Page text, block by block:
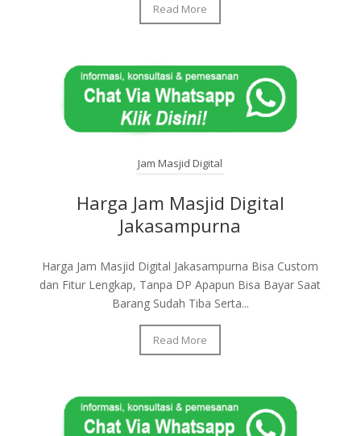
Read More
Jam Masjid Digital
Harga Jam Masjid Digital
Jakasampurna
Harga Jam Masjid Digital Jakasampurna Bisa Custom
dan Fitur Lengkap, Tanpa DP Apapun Bisa Bayar Saat
Barang Sudah Tiba Serta...
Read More